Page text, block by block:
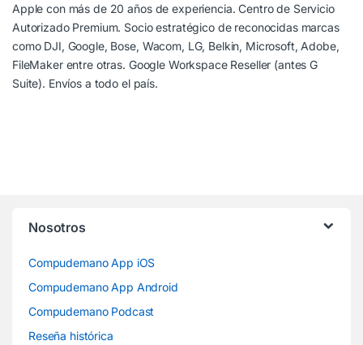
Apple con más de 20 años de experiencia. Centro de Servicio
Autorizado Premium. Socio estratégico de reconocidas marcas
como DJI, Google, Bose, Wacom, LG, Belkin, Microsoft, Adobe,
FileMaker entre otras. Google Workspace Reseller (antes G
Suite). Envíos a todo el país.
Nosotros
Compudemano App iOS
Compudemano App Android
Compudemano Podcast
Reseña histórica